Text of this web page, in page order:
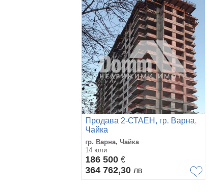
Продава 2-СТАЕН, гр. Варна,
Чайка
гр. Варна, Чайка
14 юли
186 500 €
364 762,30 лв